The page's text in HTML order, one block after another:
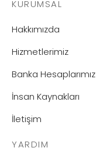
KURUMSAL
Hakkımızda
Hizmetlerimiz
Banka Hesaplarımız
İnsan Kaynakları
İletişim
YARDIM